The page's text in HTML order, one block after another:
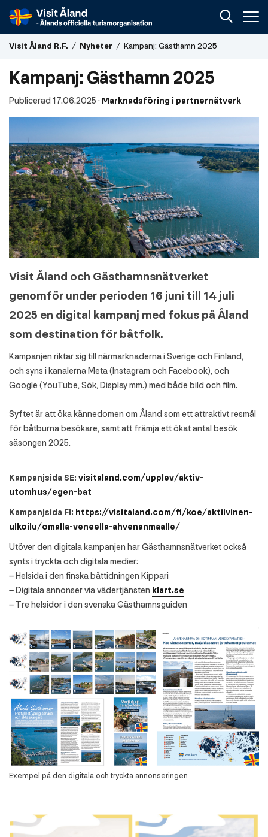
Visit
Åland
Visit Åland R.F. / Nyheter / Kampanj: Gästhamn 2025
Kampanj: Gästhamn 2025
Publicerad 17.06.2025 · Marknadsföring i partnernätverk
Visit Åland och Gästhamnsnätverket
genomför under perioden 16 juni till 14 juli
2025 en digital kampanj med fokus på Åland
som destination för båtfolk.
Kampanjen riktar sig till närmarknaderna i Sverige och Finland,
och syns i kanalerna Meta (Instagram och Facebook), och
Google (YouTube, Sök, Display mm.) med både bild och film.
Syftet är att öka kännedomen om Åland som ett attraktivt resmål
för båtburna besökare, samt att främja ett ökat antal besök
säsongen 2025.
Kampanjsida SE: visitaland.com/upplev/aktiv-
utomhus/egen-bat
Kampanjsida FI: https://visitaland.com/fi/koe/aktiivinen-
ulkoilu/omalla-veneella-ahvenanmaalle/
Utöver den digitala kampanjen har Gästhamnsnätverket också
synts i tryckta och digitala medier:
– Helsida i den finska båttidningen Kippari
– Digitala annonser via vädertjänsten klart.se
– Tre helsidor i den svenska Gästhamnsguiden
Exempel på den digitala och tryckta annonseringen